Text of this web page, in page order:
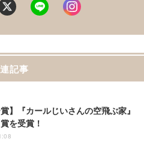
記事
賞】『カールじいさんの空飛ぶ家』
を受賞！